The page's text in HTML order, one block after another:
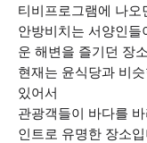
티비프로그램에 나
안방비치는 서양인
운 해변을 즐기던 장
현재는 윤식당과 비
있어서
관광객들이 바다를
인트로 유명한 장소